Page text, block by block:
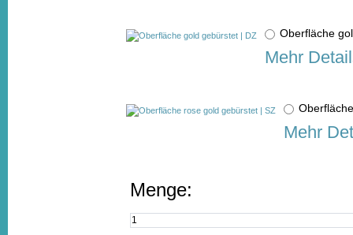
Oberfläche
Mehr
Mehr
Menge: